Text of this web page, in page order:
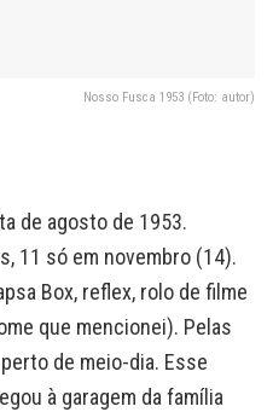
Nosso Fusca 1953 (Foto: autor)
de agosto de 1953.
11 só em novembro (14).
Box, reflex, rolo de filme
que mencionei). Pelas
de meio-dia. Esse
à garagem da família